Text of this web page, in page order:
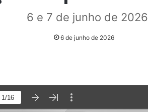
6 e 7 de junho de 2026
6 de junho de 2026